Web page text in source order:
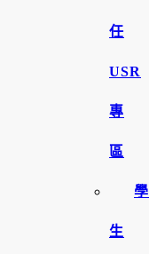
任
USR
專
區
學
生